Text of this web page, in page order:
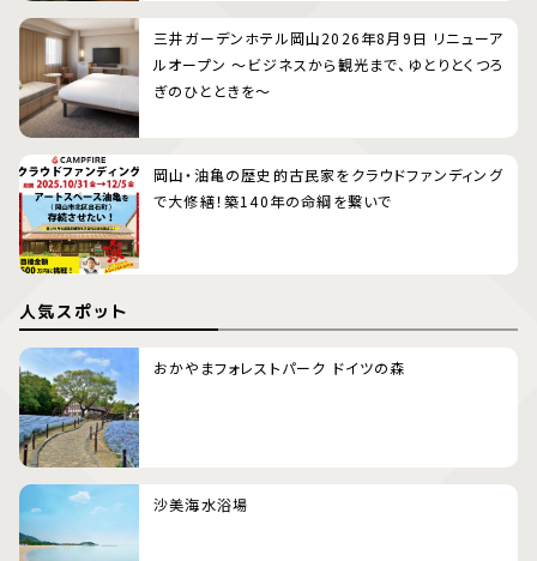
三井ガーデンホテル岡山2026年8月9日 リニューア
ルオープン 〜ビジネスから観光まで、ゆとりとくつろ
ぎのひとときを〜
岡山・油亀の歴史的古民家をクラウドファンディング
で大修繕！築140年の命綱を繋いで
人気スポット
おかやまフォレストパーク ドイツの森
沙美海水浴場